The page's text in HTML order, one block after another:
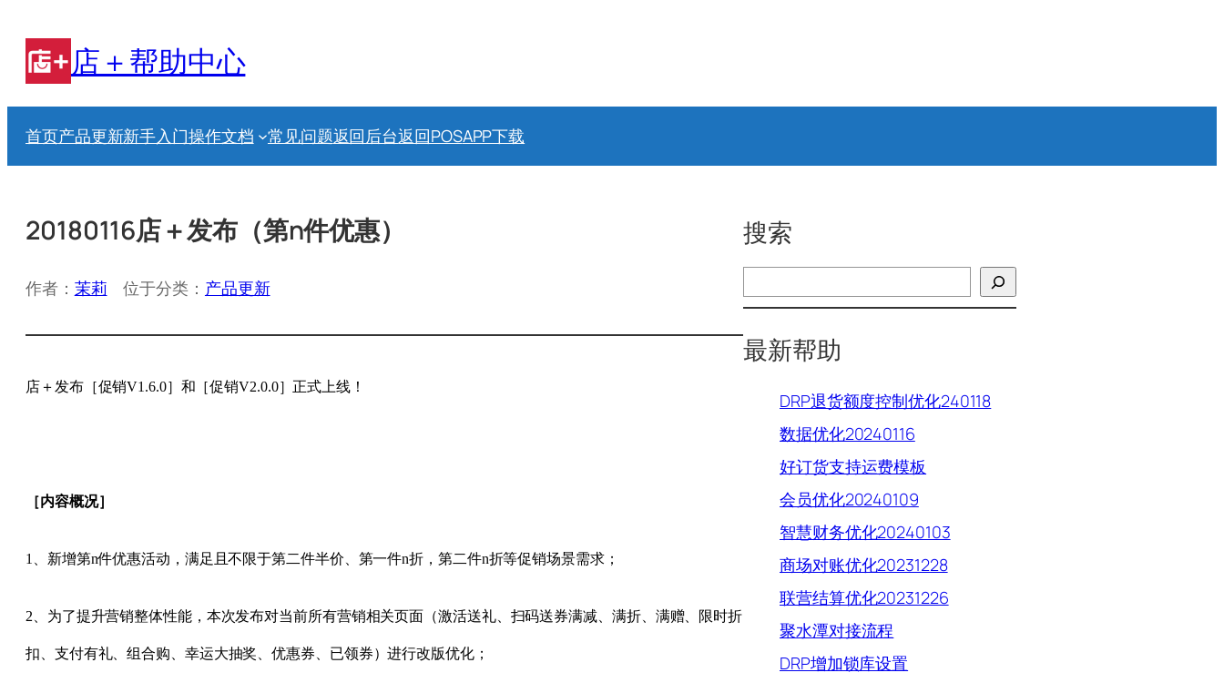
至
容
店＋帮助中心
首页产品更新新手入门操作文档 常见问题返回后台返回POSAPP下载
20180116店＋发布（第n件优惠）
作者： 茉莉 位于分类： 产品更新
店＋发布［促销V1.6.0］和［促销V2.0.0］正式上线！
［内容概况］
1、新增第n件优惠活动，满足且不限于第二件半价、第一件n折，第二件n折等促销场景需求；
2、为了提升营销整体性能，本次发布对当前所有营销相关页面（激活送礼、扫码送券满减、满折、满赠、限时折
扣、支付有礼、组合购、幸运大抽奖、优惠券、已领券）进行改版优化；
搜索
索
最新帮助
DRP退货额度控制优化240118
数据优化20240116
好订货支持运费模板
会员优化20240109
智慧财务优化20240103
商场对账优化20231228
联营结算优化20231226
聚水潭对接流程
DRP增加锁库设置